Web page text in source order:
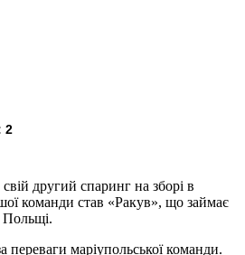
2
другий спаринг на зборі в
команди став «Ракув», що займає
Польщі.
маріупольської команди.